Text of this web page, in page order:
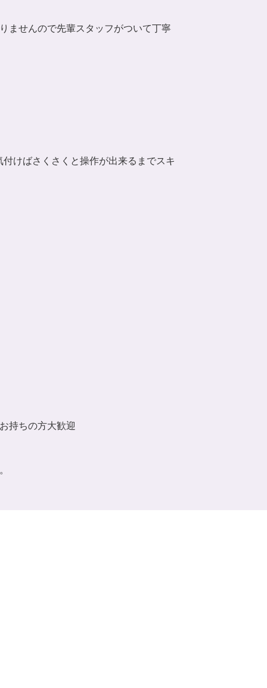
ませんので先輩スタッフがついて丁寧
けばさくさくと操作が出来るまでスキ
持ちの方大歓迎